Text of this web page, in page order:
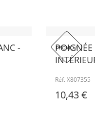
-
PROMO !
POIGNÉE
Réf. X807355
10,43 €